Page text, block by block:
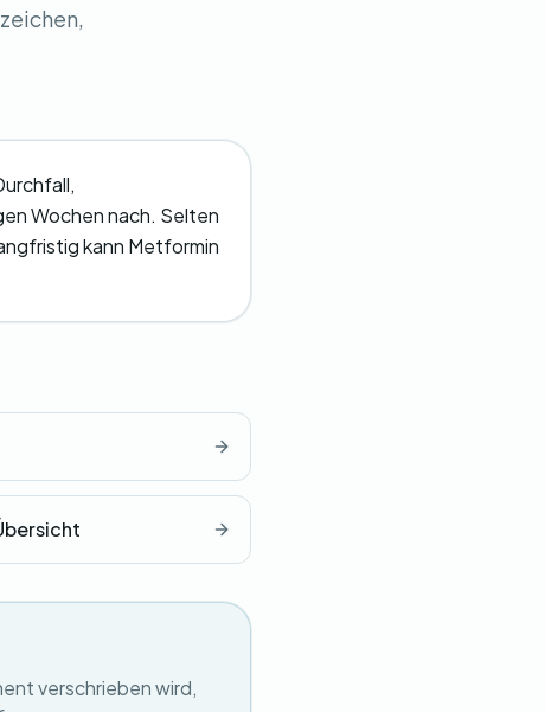
Wochen nach. Selten
kann Metformin
verschrieben wird,